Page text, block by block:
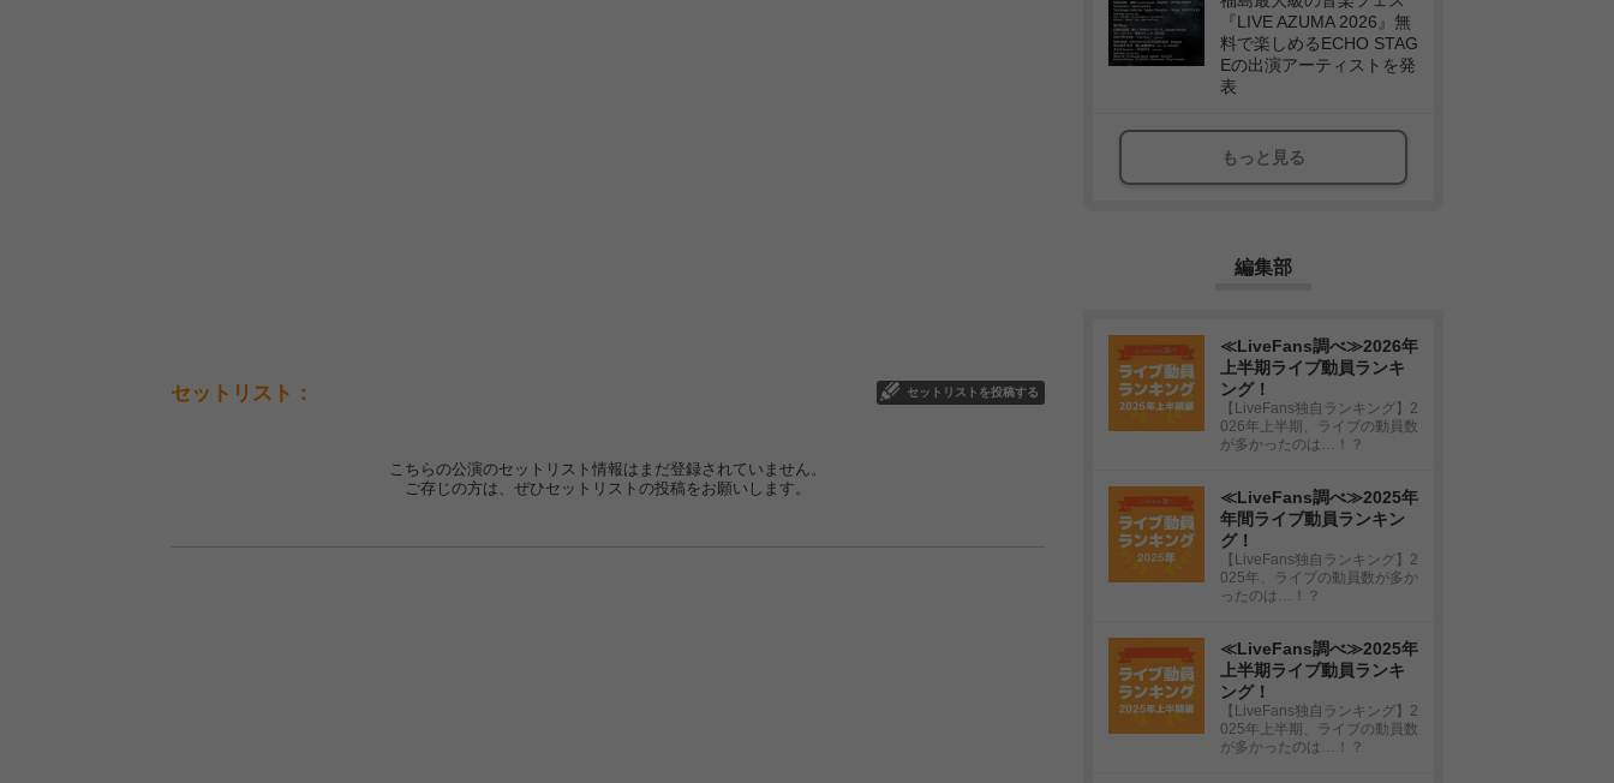
セットリストを投稿する
セットリスト：
こちらの公演のセットリスト情報はまだ登録されていません。
ご存じの方は、ぜひセットリストの投稿をお願いします。
『LIVE AZUMA 2026』無
料で楽しめるECHO STAG
Eの出演アーティストを発
表
もっと見る
編集部
≪LiveFans調べ≫2026年
上半期ライブ動員ランキ
ング！
【LiveFans独自ランキング】2
026年上半期、ライブの動員数
が多かったのは…！？
≪LiveFans調べ≫2025年
年間ライブ動員ランキン
グ！
【LiveFans独自ランキング】2
025年、ライブの動員数が多か
ったのは…！？
≪LiveFans調べ≫2025年
上半期ライブ動員ランキ
ング！
【LiveFans独自ランキング】2
025年上半期、ライブの動員数
が多かったのは…！？